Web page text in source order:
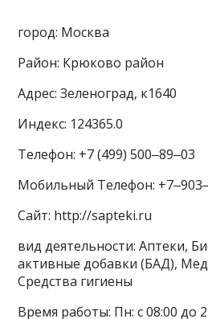
город: Москва
Район: Крюково район
Адрес: Зеленоград, к1640
Индекс: 124365.0
Телефон: +7 (499) 500‒89‒03
Мобильный Телефон:
Сайт: http://sapteki.ru
вид деятельности: Аптеки,
активные добавки (БАД),
Средства гигиены
Время работы: Пн: с 08:00 до